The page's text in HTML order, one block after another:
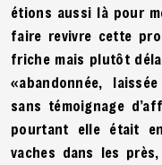
étions aussi là pour
faire revivre cette
friche mais plutôt
«abandonnée,
sans témoignage
pourtant elle était
vaches dans les